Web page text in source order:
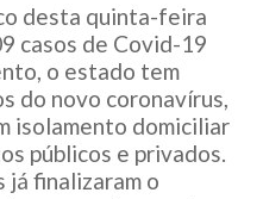
desta quinta-feira
casos de Covid-19
o estado tem
do novo coronavírus,
isolamento domiciliar
públicos e privados.
finalizaram o